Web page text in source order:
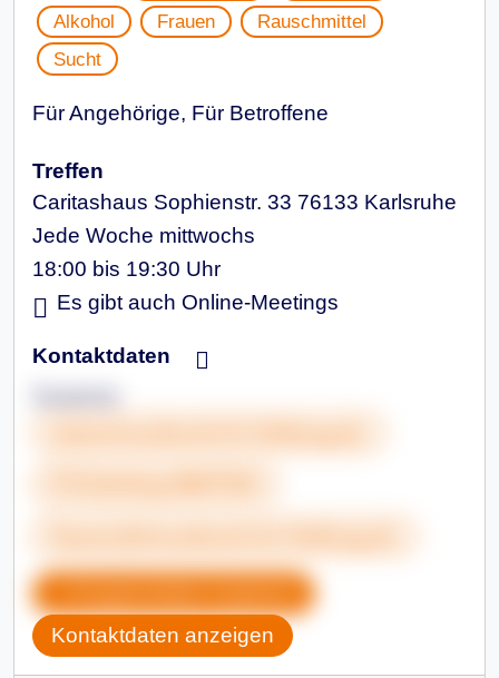
Alkohol
Frauen
Rauschmittel
Sucht
Für Angehörige, Für Betroffene
Treffen
Caritashaus Sophienstr. 33 76133 Karlsruhe
Jede Woche mittwochs
18:00 bis 19:30 Uhr
Es gibt auch Online-Meetings
Kontaktdaten
Kontaktdaten anzeigen